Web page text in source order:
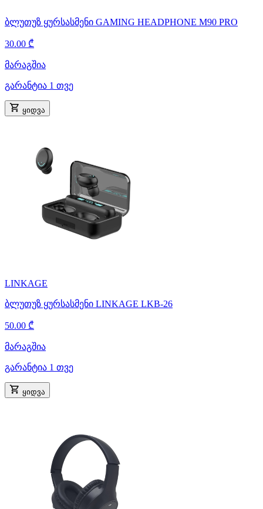
ბლუთუზ ყურსასმენი GAMING HEADPHONE M90 PRO
30.00 ₾
მარაგშია
გარანტია 1 თვე
ყიდვა
LINKAGE
ბლუთუზ ყურსასმენი LINKAGE LKB-26
50.00 ₾
მარაგშია
გარანტია 1 თვე
ყიდვა